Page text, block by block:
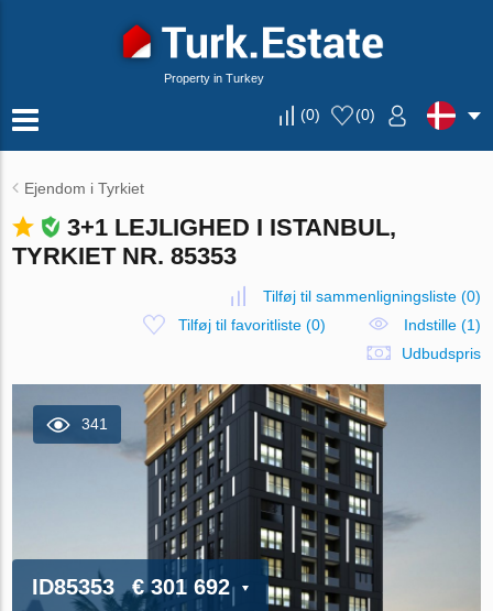
Property in Turkey
(0) (0)
Ejendom i Tyrkiet
3+1 LEJLIGHED I ISTANBUL,
TYRKIET NR. 85353
Tilføj til sammenligningsliste(0)
Tilføj til favoritliste (0)
Indstille (1)
Udbudspris
341
ID85353 € 301 692